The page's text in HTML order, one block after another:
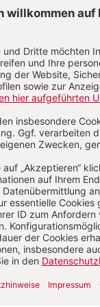
2026
: 2026
Zum Heft